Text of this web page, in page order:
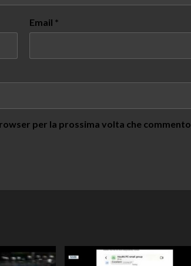
Email *
per la prossima volta che commento.